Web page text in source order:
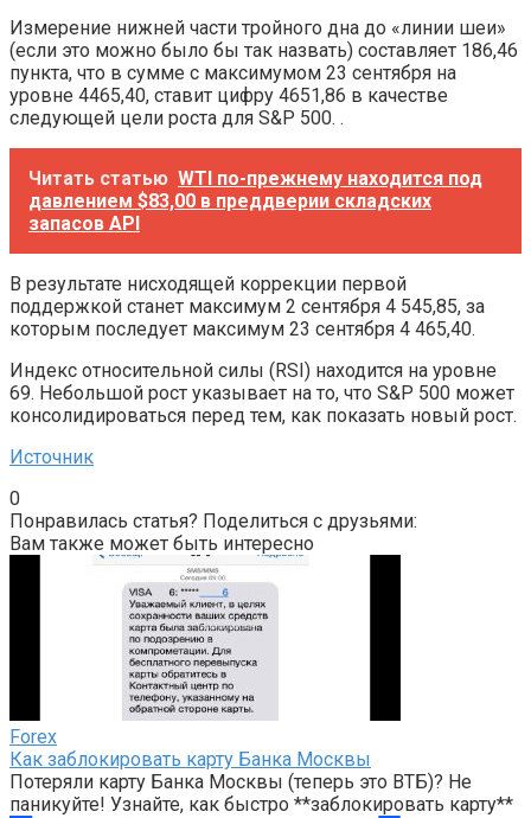
Измерение нижней части тройного дна до «линии шеи»
(если это можно было бы так назвать) составляет 186,46
пункта, что в сумме с максимумом 23 сентября на
уровне 4465,40, ставит цифру 4651,86 в качестве
следующей цели роста для S&P 500. .
Читать статью WTI по-прежнему находится под
давлением $83,00 в преддверии складских
запасов API
В результате нисходящей коррекции первой
поддержкой станет максимум 2 сентября 4 545,85, за
которым последует максимум 23 сентября 4 465,40.
Индекс относительной силы (RSI) находится на уровне
69. Небольшой рост указывает на то, что S&P 500 может
консолидироваться перед тем, как показать новый рост.
Источник
0
Понравилась статья? Поделиться с друзьями:
Вам также может быть интересно
Forex
Как заблокировать карту Банка Москвы
Потеряли карту Банка Москвы (теперь это ВТБ)? Не
паникуйте! Узнайте, как быстро **заблокировать карту**